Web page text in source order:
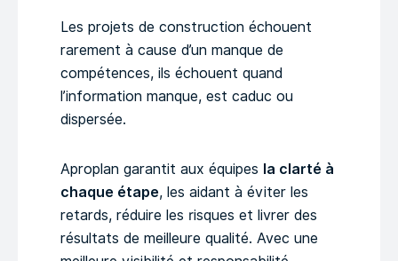
Les projets de construction échouent
rarement à cause d’un manque de
compétences, ils échouent quand
l’information manque, est caduc ou
dispersée.
Aproplan garantit aux équipes la clarté à
chaque étape, les aidant à éviter les
retards, réduire les risques et livrer des
résultats de meilleure qualité. Avec une